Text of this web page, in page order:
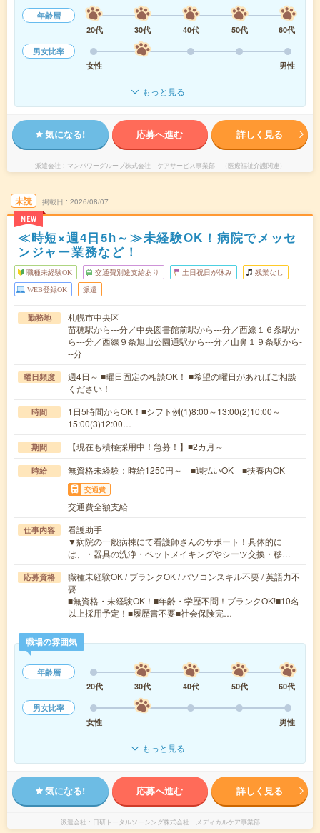
年齢層
20代
30代 40代 50代
60代
男女比率
女性
男性
もっと見る
気になる! 応募へ進む 詳しく見る
派遣会社 マンパワーグループ株式会社 ケアサービス事業部 （医療福祉介護関連）
未読
NEW
掲載日 2026/08/07
≪時短×週4日5h～≫未経験OK！病院でメッセ
ンジャー業務など！
職種未経験OK 交通費別途支給あり 土日祝日が休み 残業なし
WEB登録OK 派遣
勤務地
札幌市中央区
苗穂駅から---分／中央図書館前駅から---分／西線１６条駅か
ら---分／西線９条旭山公園通駅から---分／山鼻１９条駅から-
--分
曜日頻度
週4日～ ■曜日固定の相談OK！ ■希望の曜日があればご相談
ください！
時間
1日5時間からOK！■シフト例(1)8:00～13:00(2)10:00～
15:00(3)12:00…
期間 【現在も積極採用中！急募！】■2カ月～
時給 無資格未経験：時給1250円～ ■週払いOK ■扶養内OK
交通費
交通費全額支給
仕事内容
看護助手
▼病院の一般病棟にて看護師さんのサポート！具体的に
は、・器具の洗浄・ベットメイキングやシーツ交換・移…
応募資格
職種未経験OK / ブランクOK / パソコンスキル不要 / 英語力不
要
■無資格・未経験OK！■年齢・学歴不問！ブランクOK!■10名
以上採用予定！■履歴書不要■社会保険完…
職場の雰囲気
年齢層
20代
30代 40代 50代
60代
男女比率
女性
男性
もっと見る
気になる! 応募へ進む 詳しく見る
派遣会社 日研トータルソーシング株式会社 メディカルケア事業部